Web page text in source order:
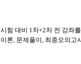
시험 대비 1차+2차 전 강좌
이론, 문제풀이, 최종모의고